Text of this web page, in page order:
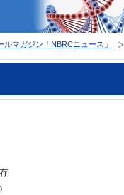
ルマガジン「NBRCニュース」